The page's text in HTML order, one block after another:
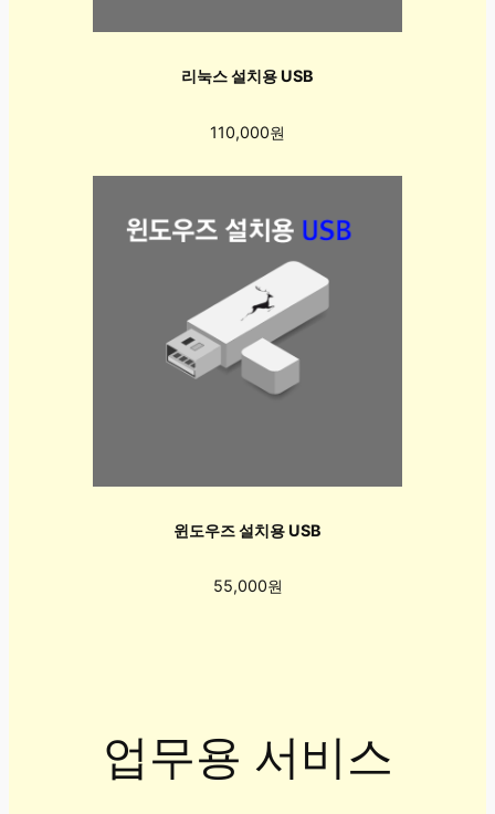
리눅스 설치용 USB
110,000원
윈도우즈 설치용 USB
55,000원
업무용 서비스